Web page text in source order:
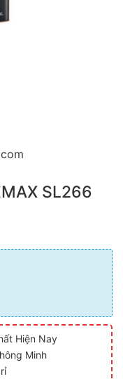
SL266
Hiện Nay
Minh